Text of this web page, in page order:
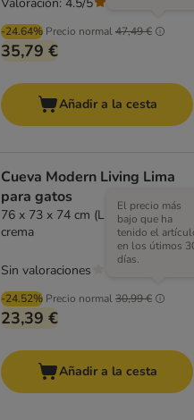
-24.64% Precio normal47,49 €
35,79 €
Añadir a la cesta
Cueva Modern Living Lima
para gatos
76 x 73 x 74 cm (L x An x Al),
crema
-24.52% Precio normal30,99 €
El precio más
bajo que ha
tenido el
en los útimos
días.
23,39 €
Sin valoraciones
Añadir a la cesta